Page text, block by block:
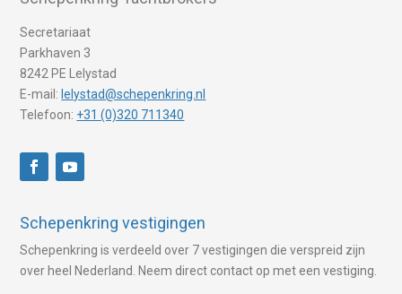
Secretariaat
Parkhaven 3
8242 PE Lelystad
E-mail: lelystad@schepenkring.nl
Telefoon: +31 (0)320 711340
Schepenkring vestigingen
Schepenkring is verdeeld over 7 vestigingen die verspreid zijn
over heel Nederland. Neem direct contact op met een vestiging.